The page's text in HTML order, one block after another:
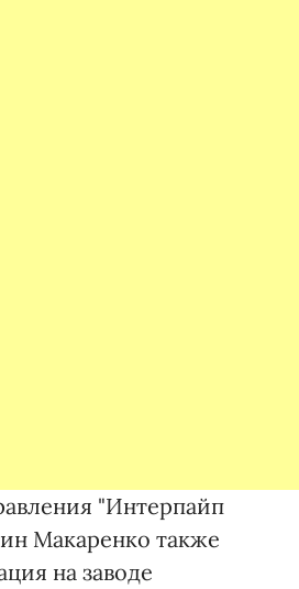
"Интерпайп
Макаренко также
на заводе